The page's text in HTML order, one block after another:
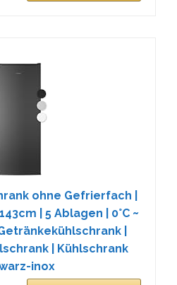
ohne Gefrierfach |
| 5 Ablagen | 0°C ~
|
| Kühlschrank
inox